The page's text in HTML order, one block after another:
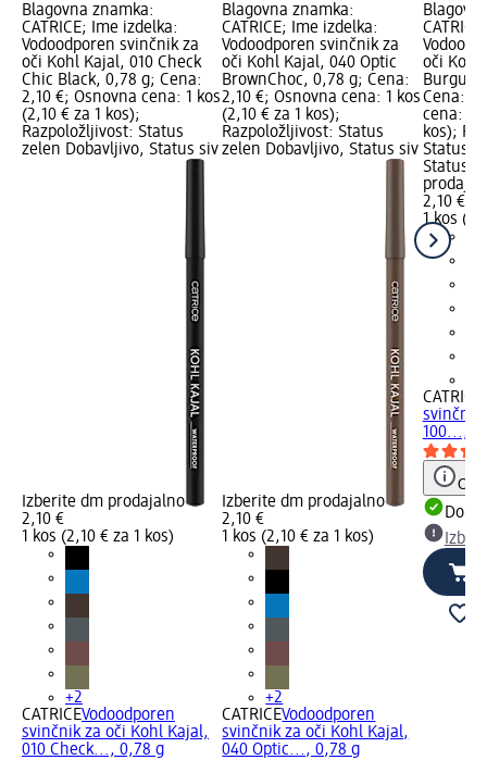
Blagovna znamka:
CATRICE; Ime izdelka:
Vodoodporen svinčnik za
oči Kohl Kajal, 010 Check
Chic Black, 0,78 g; Cena:
2,10 €; Osnovna cena: 1 kos
(2,10 € za 1 kos);
Razpoložljivost: Status
zelen Dobavljivo, Status siv
Izberite dm prodajalno
2,10 €
1 kos (2,10 € za 1 kos)
+2
CATRICEVodoodporen
svinčnik za oči Kohl Kajal,
010 Check..., 0,78 g
Blagovna znamka:
CATRICE; Ime izdelka:
Vodoodporen svinčnik za
oči Kohl Kajal, 040 Optic
BrownChoc, 0,78 g; Cena:
2,10 €; Osnovna cena: 1 kos
(2,10 € za 1 kos);
Razpoložljivost: Status
zelen Dobavljivo, Status siv
Izberite dm prodajalno
2,10 €
1 kos (2,10 € za 1 kos)
+2
CATRICEVodoodporen
svinčnik za oči Kohl Kajal,
040 Optic..., 0,78 g
oči Kohl
Cena:
cena: 1
kos);
Status
Status
2,10 €
1 kos
CATRICE
svinčnik
100...,